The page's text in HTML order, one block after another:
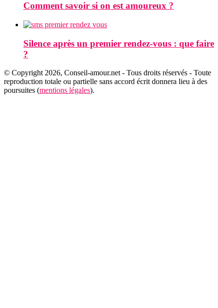
Comment savoir si on est amoureux ?
Silence après un premier rendez-vous : que faire
?
© Copyright 2026, Conseil-amour.net - Tous droits réservés - Toute
reproduction totale ou partielle sans accord écrit donnera lieu à des
poursuites (mentions légales).